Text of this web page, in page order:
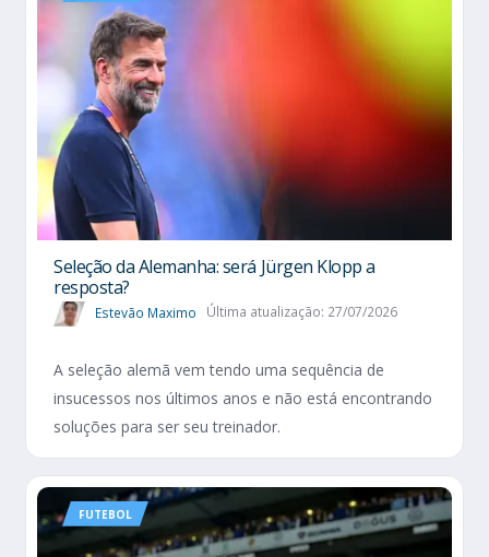
Seleção da Alemanha: será Jürgen Klopp a
resposta?
Estevão Maximo Última atualização: 27/07/2026
A seleção alemã vem tendo uma sequência de
insucessos nos últimos anos e não está encontrando
soluções para ser seu treinador.
FUTEBOL